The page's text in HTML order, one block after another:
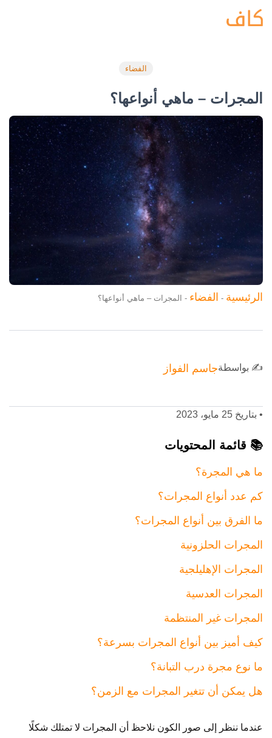
الفضاء
المجرات – ماهي أنواعها؟
الرئيسية - الفضاء - المجرات – ماهي أنواعها؟
✍️ بواسطةجاسم الفواز
• بتاريخ 25 مايو، 2023
📚 قائمة المحتويات
ما هي المجرة؟
كم عدد أنواع المجرات؟
ما الفرق بين أنواع المجرات؟
المجرات الحلزونية
المجرات الإهليلجية
المجرات العدسية
المجرات غير المنتظمة
كيف أميز بين أنواع المجرات بسرعة؟
ما نوع مجرة درب التبانة؟
هل يمكن أن تتغير المجرات مع الزمن؟
عندما ننظر إلى صور الكون نلاحظ أن المجرات لا تمتلك شكلًا